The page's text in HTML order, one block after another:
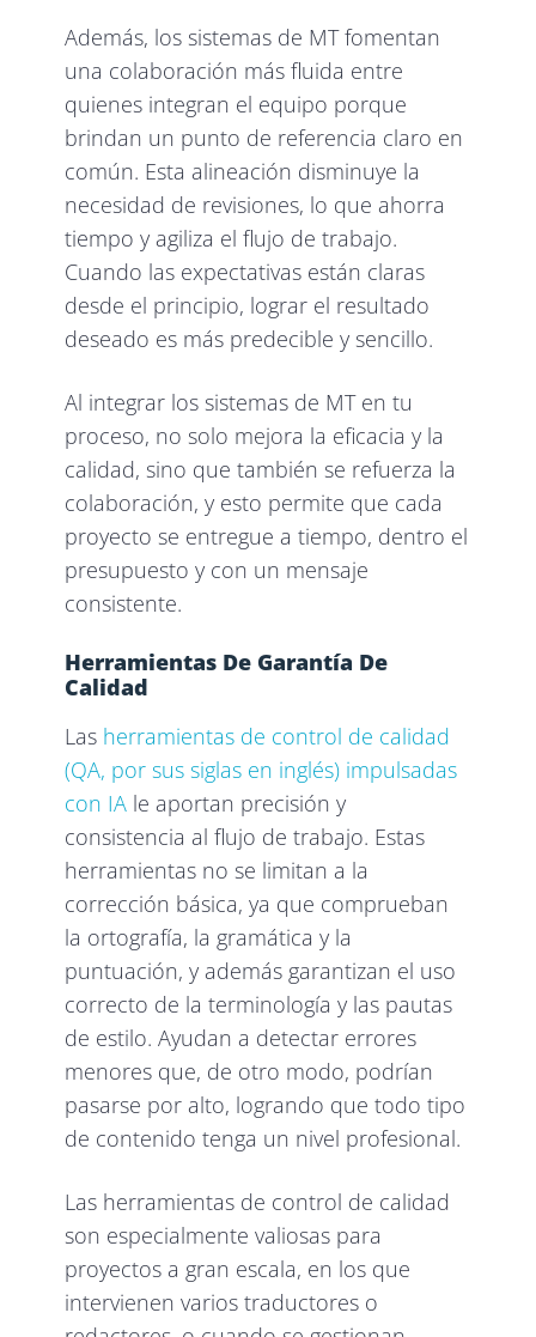
Además, los sistemas de MT fomentan
una colaboración más fluida entre
quienes integran el equipo porque
brindan un punto de referencia claro en
común. Esta alineación disminuye la
necesidad de revisiones, lo que ahorra
tiempo y agiliza el flujo de trabajo.
Cuando las expectativas están claras
desde el principio, lograr el resultado
deseado es más predecible y sencillo.
Al integrar los sistemas de MT en tu
proceso, no solo mejora la eficacia y la
calidad, sino que también se refuerza la
colaboración, y esto permite que cada
proyecto se entregue a tiempo, dentro el
presupuesto y con un mensaje
consistente.
Herramientas De Garantía De
Calidad
Las herramientas de control de calidad
(QA, por sus siglas en inglés) impulsadas
con IA le aportan precisión y
consistencia al flujo de trabajo. Estas
herramientas no se limitan a la
corrección básica, ya que comprueban
la ortografía, la gramática y la
puntuación, y además garantizan el uso
correcto de la terminología y las pautas
de estilo. Ayudan a detectar errores
menores que, de otro modo, podrían
pasarse por alto, logrando que todo tipo
de contenido tenga un nivel profesional.
Las herramientas de control de calidad
son especialmente valiosas para
proyectos a gran escala, en los que
intervienen varios traductores o